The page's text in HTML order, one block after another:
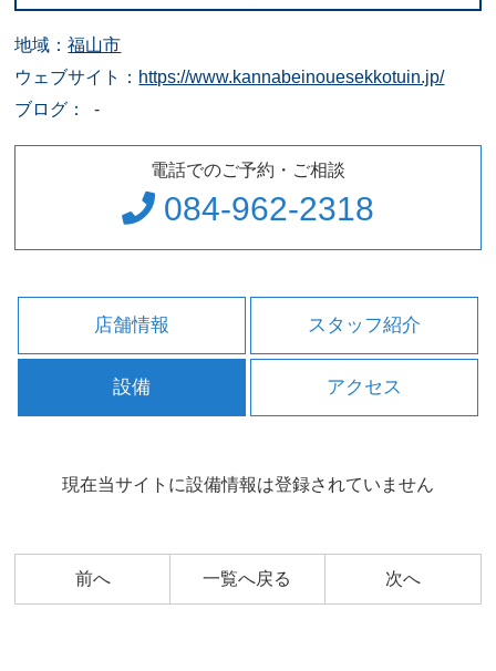
地域：福山市
ウェブサイト： https://www.kannabeinouesekkotuin.jp/
ブログ： -
電話でのご予約・ご相談
084-962-2318
店舗情報 スタッフ紹介
設備 アクセス
現在当サイトに設備情報は登録されていません
前へ 一覧へ戻る 次へ